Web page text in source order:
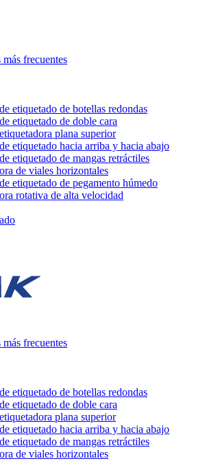
más frecuentes
etiquetado de botellas redondas
etiquetado de doble cara
plana superior
etiquetado hacia arriba y hacia abajo
etiquetado de mangas retráctiles
de viales horizontales
etiquetado de pegamento húmedo
rotativa de alta velocidad
más frecuentes
etiquetado de botellas redondas
etiquetado de doble cara
plana superior
etiquetado hacia arriba y hacia abajo
etiquetado de mangas retráctiles
de viales horizontales